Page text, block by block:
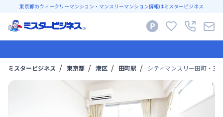
東京都のウィークリーマンション・マンスリーマンション情報はミスタービジネス
ミスタービジネス 東京都 港区 田町駅 シティマンスリー田町・三